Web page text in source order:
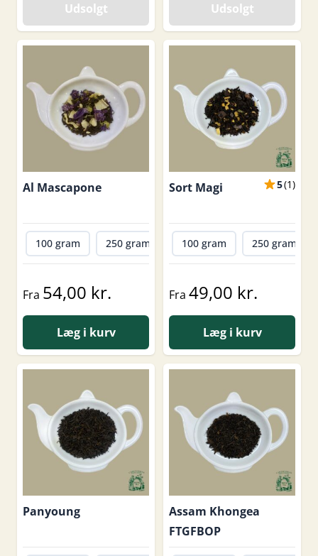
Udsolgt Udsolgt
Al Mascapone
100 gram 250 gram 500 gram 1000 gram
Fra 54,00 kr.
Læg i kurv
Sort Magi 5(1)
100 gram 250 gram
Fra 49,00 kr.
Læg i kurv
Panyoung
Assam Khongea
FTGFBOP